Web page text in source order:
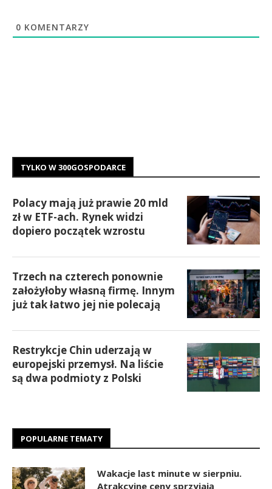
0 KOMENTARZY
TYLKO W 300GOSPODARCE
Polacy mają już prawie 20 mld
zł w ETF-ach. Rynek widzi
dopiero początek wzrostu
Trzech na czterech ponownie
założyłoby własną firmę. Innym
już tak łatwo jej nie polecają
Restrykcje Chin uderzają w
europejski przemysł. Na liście
są dwa podmioty z Polski
POPULARNE TEMATY
Wakacje last minute w sierpniu.
Atrakcyjne ceny sprzyjają